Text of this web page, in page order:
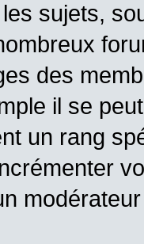
sujets,
des
il se
un rang